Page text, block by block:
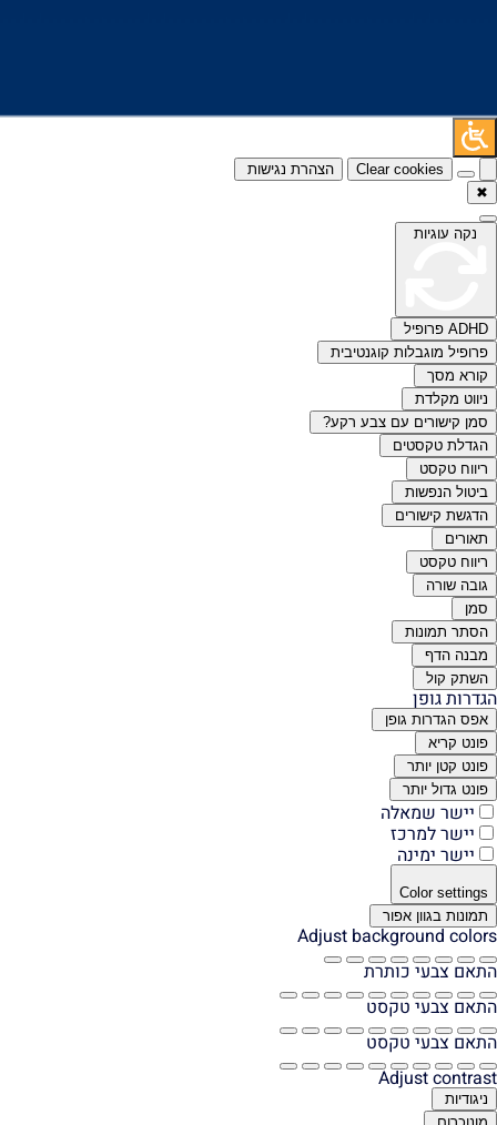
Clear cookies
הצהרת נגישות
✖
נקה עוגיות
ADHD פרופיל
פרופיל מוגבלות קוגנטיבית
קורא מסך
ניווט מקלדת
סמן קישורים עם צבע רקע?
הגדלת טקסטים
ריווח טקסט
ביטול הנפשות
הדגשת קישורים
תאורים
ריווח טקסט
גובה שורה
סמן
הסתר תמונות
מבנה הדף
השתק קול
הגדרות גופן
אפס הגדרות גופן
פונט קריא
פונט קטן יותר
פונט גדול יותר
יישר שמאלה
יישר למרכז
יישר ימינה
Color settings
תמונות בגוון אפור
Adjust background colors
התאם צבעי כותרת
התאם צבעי טקסט
התאם צבעי טקסט
Adjust contrast
ניגודיות